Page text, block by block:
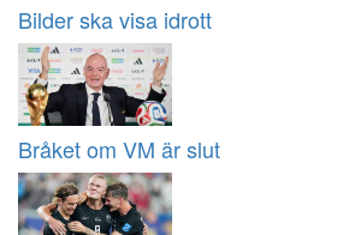
Bilder ska visa idrott
Bråket om VM är slut